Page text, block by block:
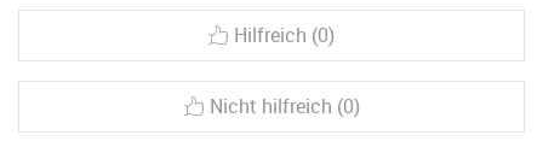
Hilfreich (0)
Nicht hilfreich (0)